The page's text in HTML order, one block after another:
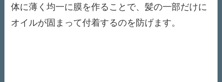
体に薄く均一に膜を作ることで、髪の一部だけに
オイルが固まって付着するのを防げます。